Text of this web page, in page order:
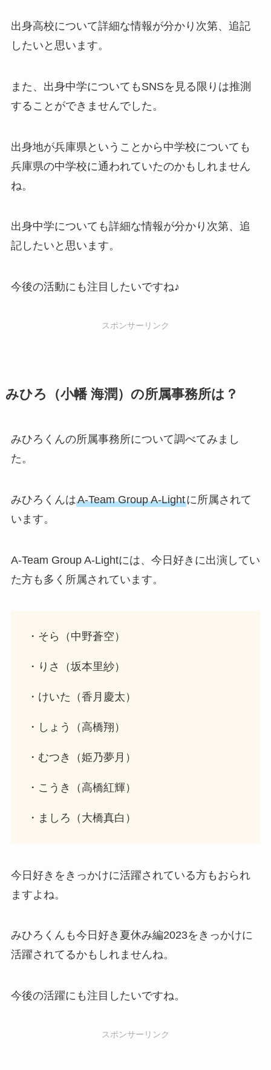
出身高校について詳細な情報が分かり次第、追記
したいと思います。
また、出身中学についてもSNSを見る限りは推測
することができませんでした。
出身地が兵庫県ということから中学校についても
兵庫県の中学校に通われていたのかもしれません
ね。
出身中学についても詳細な情報が分かり次第、追
記したいと思います。
今後の活動にも注目したいですね♪
スポンサーリンク
みひろ（小幡 海潤）の所属事務所は？
みひろくんの所属事務所について調べてみまし
た。
みひろくんはA-Team Group A-Lightに所属されて
います。
A-Team Group A-Lightには、今日好きに出演してい
た方も多く所属されています。
・そら（中野蒼空）
・りさ（坂本里紗）
・けいた（香月慶太）
・しょう（高橋翔）
・むつき（姫乃夢月）
・こうき（高橋紅輝）
・ましろ（大橋真白）
今日好きをきっかけに活躍されている方もおられ
ますよね。
みひろくんも今日好き夏休み編2023をきっかけに
活躍されてるかもしれませんね。
今後の活躍にも注目したいですね。
スポンサーリンク